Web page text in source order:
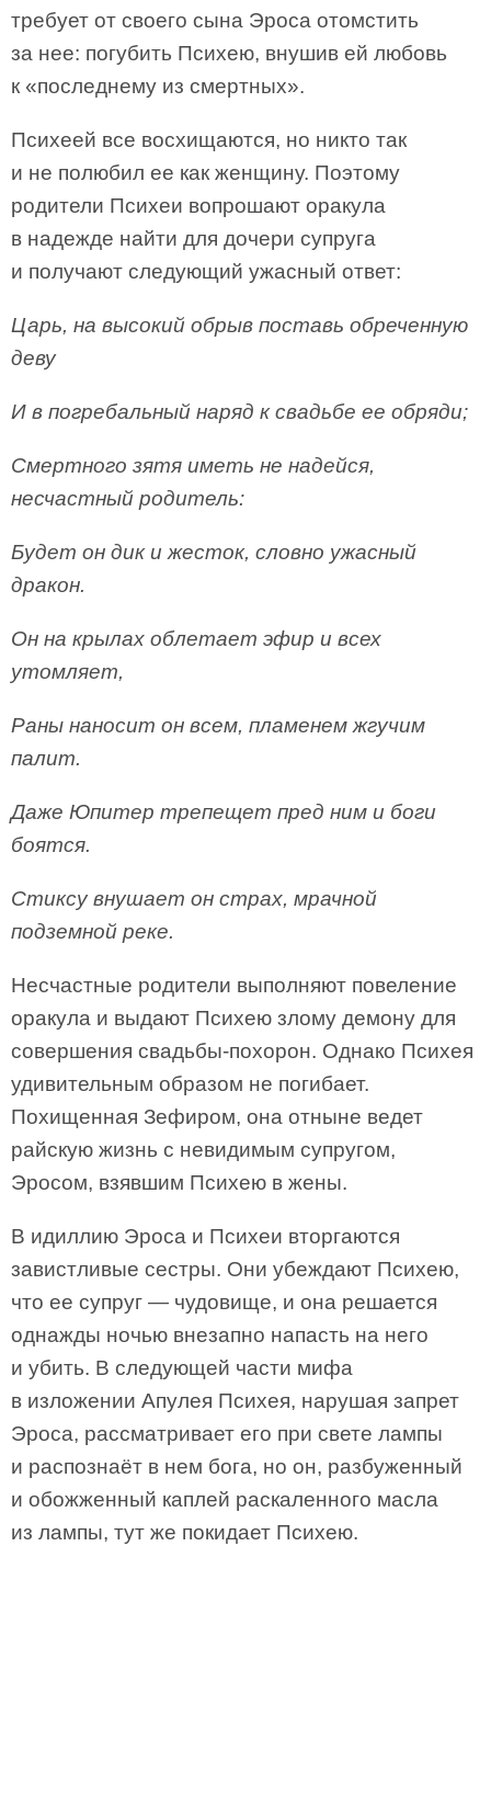
требует от своего сына Эроса отомстить
за нее: погубить Психею, внушив ей любовь
к «последнему из смертных».
Психеей все восхищаются, но никто так
и не полюбил ее как женщину. Поэтому
родители Психеи вопрошают оракула
в надежде найти для дочери супруга
и получают следующий ужасный ответ:
Царь, на высокий обрыв поставь обреченную
деву
И в погребальный наряд к свадьбе ее обряди;
Смертного зятя иметь не надейся,
несчастный родитель:
Будет он дик и жесток, словно ужасный
дракон.
Он на крылах облетает эфир и всех
утомляет,
Раны наносит он всем, пламенем жгучим
палит.
Даже Юпитер трепещет пред ним и боги
боятся.
Стиксу внушает он страх, мрачной
подземной реке.
Несчастные родители выполняют повеление
оракула и выдают Психею злому демону для
совершения свадьбы-похорон. Однако Психея
удивительным образом не погибает.
Похищенная Зефиром, она отныне ведет
райскую жизнь с невидимым супругом,
Эросом, взявшим Психею в жены.
В идиллию Эроса и Психеи вторгаются
завистливые сестры. Они убеждают Психею,
что ее супруг — чудовище, и она решается
однажды ночью внезапно напасть на него
и убить. В следующей части мифа
в изложении Апулея Психея, нарушая запрет
Эроса, рассматривает его при свете лампы
и распознаёт в нем бога, но он, разбуженный
и обожженный каплей раскаленного масла
из лампы, тут же покидает Психею.